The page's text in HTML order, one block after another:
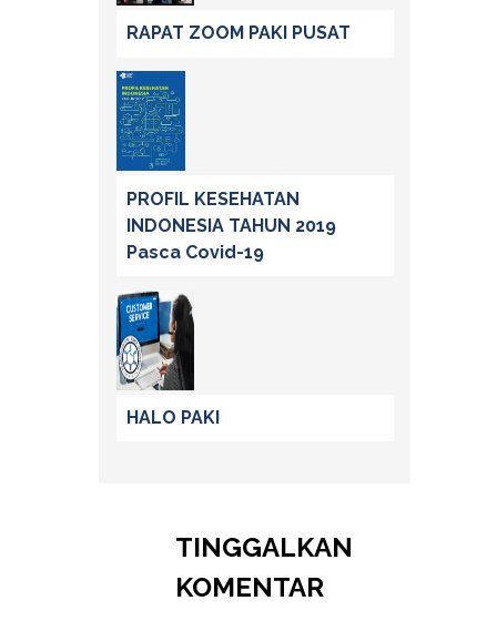
RAPAT ZOOM PAKI PUSAT
PROFIL KESEHATAN
INDONESIA TAHUN 2019
Pasca Covid-19
HALO PAKI
TINGGALKAN
KOMENTAR